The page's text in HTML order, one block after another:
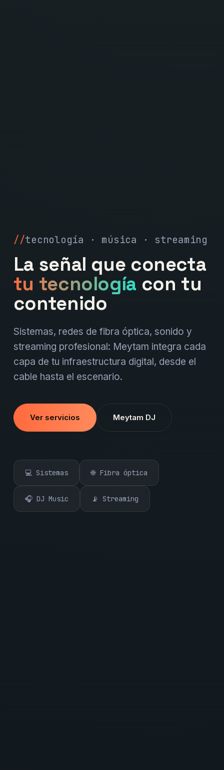
tecnología · música · streaming
La señal que conecta
tu tecnología con tu
contenido
Sistemas, redes de fibra óptica, sonido y
streaming profesional: Meytam integra cada
capa de tu infraestructura digital, desde el
cable hasta el escenario.
Ver servicios Meytam DJ
💻 Sistemas 🌐 Fibra óptica
🎧 DJ Music 📡 Streaming